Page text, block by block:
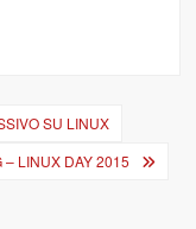
SU LINUX
– LINUX DAY 2015